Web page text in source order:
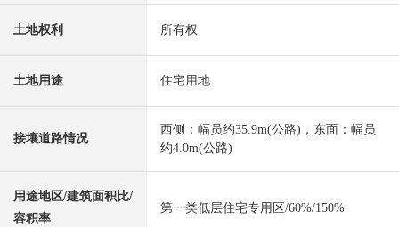
土地权利 所有权
土地用途 住宅用地
接壤道路情况
西侧：幅员约35.9m(公路)，东面：幅员
约4.0m(公路)
用途地区/建筑面积比/
容积率
第一类低层住宅专用区/60%/150%